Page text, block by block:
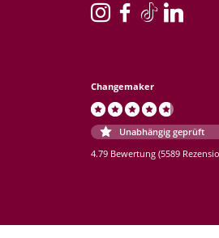
Changemaker
Unabhängig geprüft
4.79 Bewertung (5589